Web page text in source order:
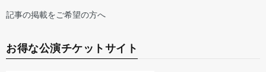
記事の掲載をご希望の方へ
お得な公演チケットサイト